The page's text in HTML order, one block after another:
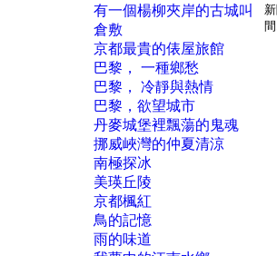
有一個楊柳夾岸的古城叫
倉敷
京都最貴的俵屋旅館
巴黎， 一種鄉愁
巴黎， 冷靜與熱情
巴黎，欲望城市
丹麥城堡裡飄蕩的鬼魂
挪威峽灣的仲夏清涼
南極探冰
美瑛丘陵
京都楓紅
鳥的記憶
雨的味道
間